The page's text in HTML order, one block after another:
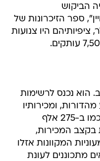
הביקוש
ספר הזיכרונות של
שמחירו 35 דולר, ציפיותיהם היו צנועות
הוא נכנס לרשימות
ומכירותיו
בשבוע הראשון ליציאתו הסתכמו ב-275 אלף
בקצב המכירות,
המקוונות אזלו
מתכוננים לעונת